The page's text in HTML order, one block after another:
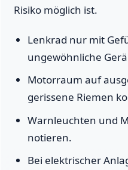
Risiko möglich ist.
Lenkrad nur mit
ungewöhnliche
Motorraum auf
gerissene Riemen
Warnleuchten und
notieren.
Bei elektrischer